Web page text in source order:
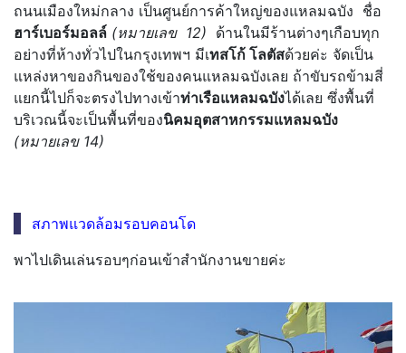
ถนนเมืองใหม่กลาง เป็นศูนย์การค้าใหญ่ของแหลมฉบัง ชื่อ
ฮาร์เบอร์มอลล์ (หมายเลข 12) ด้านในมีร้านต่างๆเกือบทุก
อย่างที่ห้างทั่วไปในกรุงเทพฯ มีเทสโก้ โลตัสด้วยค่ะ จัดเป็น
แหล่งหาของกินของใช้ของคนแหลมฉบังเลย ถ้าขับรถข้ามสี่
แยกนี้ไปก็จะตรงไปทางเข้าท่าเรือแหลมฉบังได้เลย ซึ่งพื้นที่
บริเวณนี้จะเป็นพื้นที่ของนิคมอุตสาหกรรมแหลมฉบัง
(หมายเลข 14)
สภาพแวดล้อมรอบคอนโด
พาไปเดินเล่นรอบๆก่อนเข้าสำนักงานขายค่ะ